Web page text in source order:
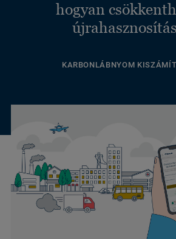
hogyan
KARBONLÁBNYOM